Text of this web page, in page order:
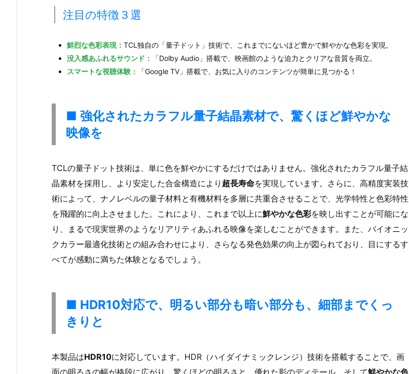
注目の特徴３選
鮮烈な色彩表現： TCL独自の「量子ドット」技術で、これまでにないほど豊かで鮮やかな色彩を実現。
没入感あふれるサウンド：
「Dolby Audio」搭載で、映画館のような迫力とクリアな音質を両立。
スマートな視聴体験：
「Google TV」搭載で、お気に入りのコンテンツが簡単に見つかる！
■ 強化されたカラフル量子結晶素材で、驚くほど鮮やかな
映像を
TCLの量子ドット技術は、単に色を鮮やかにするだけではありません。強化されたカラフル量子結
晶素材を採用し、より安定した合金構造により 超長寿命を実現しています。さらに、高精度実装技
術によって、ナノレベルの量子材料と有機材料を多層に共重合させることで、光学特性と色彩特性
を飛躍的に向上させました。これにより、これまで以上に鮮やかな色彩を映し出すことが可能にな
り、まるで現実世界のようなリアリティあふれる映像を楽しむことができます。また、バイオニッ
クカラー最適化技術との組み合わせにより、さらなる発色効果の向上が図られており、目にするす
べてが感動に満ちた体験となるでしょう。
■ HDR10対応で、明るい部分も暗い部分も、細部までくっ
きりと
本製品はHDR10に対応しています。HDR（ハイダイナミックレンジ）技術を搭載することで、画
面の明るさの幅が格段に広がり、驚くほどの明るさと、優れた影のディテール、そして鮮やかな色